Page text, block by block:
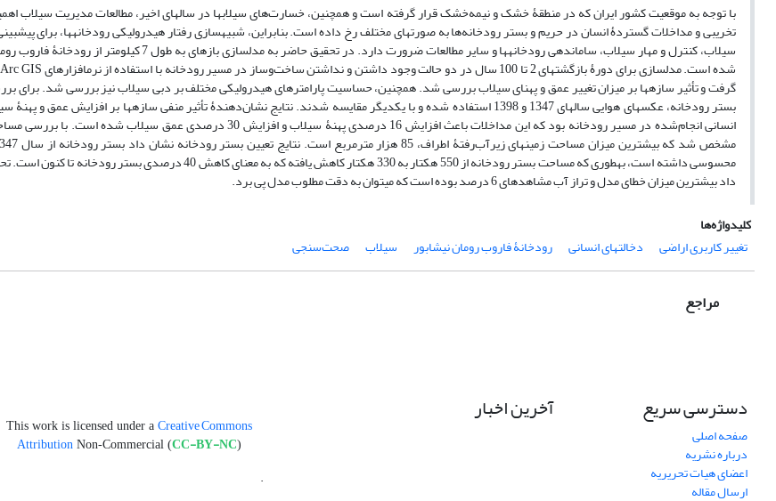
با توجه به موقعیت کشور ایران که در منطقۀ خشک و نیمه‌‏خشک قرار گرفته است و همچنین، خسار‌ت‌های سیلاب‏ها در سال‏های اخیر، مطالعات مدیریت سیلاب
تخریبی و مداخلات گستردۀ انسان در حریم و بستر رودخانه‌ها به صورت‏های مختلف رخ داده است. بنابراین، شبیه‏سازی رفتار هیدرولیکی رودخانه‏ها، برای
سیلاب، کنترل و مهار سیلاب، ساماندهی رودخانه‏ها و سایر مطالعات ضرورت دارد. در تحقیق حاضر به
گرفت و تأثیر سازه‏ها بر میزان تغییر عمق و پهنای سیلاب بررسی شد. همچنین، حساسیت پارامترهای هیدرولیکی مختلف بر دبی سیلاب نیز بررسی شد. برای
بستر رودخانه، عکس‏های هوایی سال‏های 1347 و 1398 ‌استفاده شده و با یکدیگر مقایسه شدند. نتایج نشان‌دهندۀ تأثیر منفی سازه‏ها بر افزایش عمق و
انسانی انجام‌شده در مسیر رودخانه بود که این مداخلات باعث افزایش 16 درصدی پهنۀ ‏سیلاب و افزایش 30 درصدی
محسوسی داشته است، به‏طوری ‏که مساحت بستر رودخانه از 550 هکتار به 330 هکتار کاهش یافته که به معنای
داد بیشترین میزان خطای مدل و تراز آب مشاهده‏ای 6 درصد بوده است که می‏توان به دقت مطلوب مدل پی برد.
کلیدواژه‌ها
تغییر کاربری اراضی
دخالت‏های انسانی رودخانۀ فاروب رومان نیشابور سیلاب صحت‌سنجی
مراجع
دسترسی سریع
صفحه اصلی
درباره نشریه
اعضای هیات تحریریه
ارسال مقاله
آخرین اخبار
This work is licensed under a Creative Commons
AttributionNon-Commercial (CC-BY-NC)
.